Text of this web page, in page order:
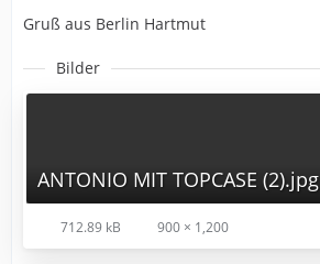
Gruß aus Berlin Hartmut
Bilder
ANTONIO MIT TOPCASE (2).jpg
712.89 kB 900 × 1,200